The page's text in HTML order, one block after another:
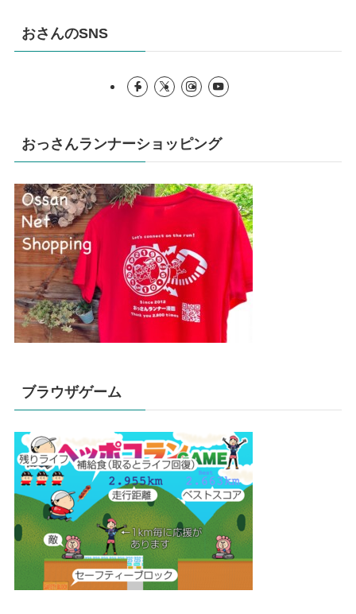
おさんのSNS
おっさんランナーショッピング
ブラウザゲーム